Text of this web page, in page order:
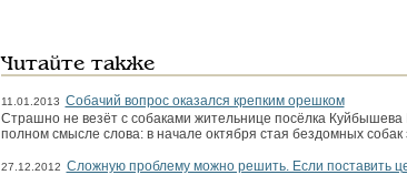
Читайте также
11.01.2013 Собачий вопрос оказался крепким орешком
Страшно не везёт с собаками жительнице посёлка
полном смысле слова: в начале октября стая бездомных собак
27.12.2012 Сложную проблему можно решить. Если поставить